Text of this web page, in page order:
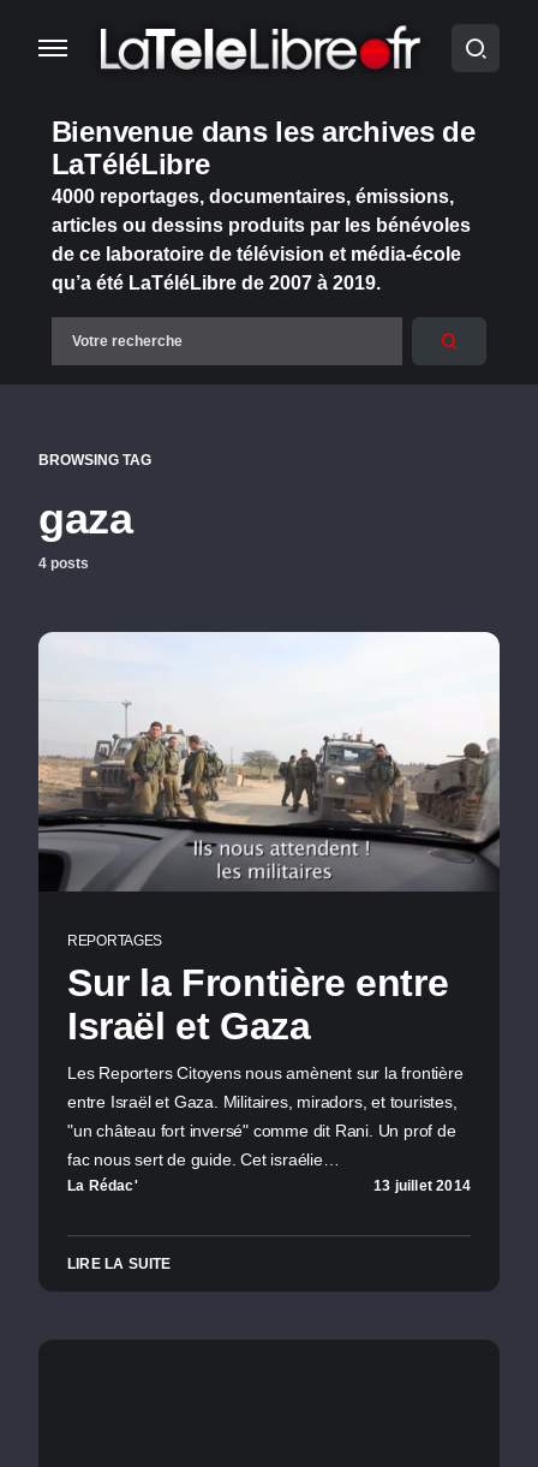
Bienvenue dans les archives de
LaTéléLibre
4000 reportages, documentaires, émissions,
articles ou dessins produits par les bénévoles
de ce laboratoire de télévision et média-école
qu’a été LaTéléLibre de 2007 à 2019.
BROWSING TAG
gaza
4 posts
REPORTAGES
Sur la Frontière entre
Israël et Gaza
Les Reporters Citoyens nous amènent sur la frontière
entre Israël et Gaza. Militaires, miradors, et touristes,
"un château fort inversé" comme dit Rani. Un prof de
fac nous sert de guide. Cet israélie…
La Rédac' 13 juillet 2014
LIRE LA SUITE